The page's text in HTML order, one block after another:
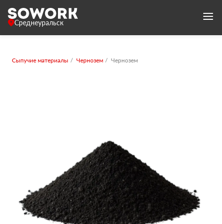
Среднеуральск
Сыпучие материалы Чернозем Чернозем